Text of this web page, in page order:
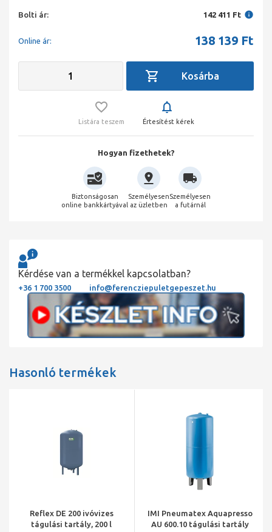
Bolti ár: 142 411 Ft
Online ár: 138 139 Ft
Listára teszem Értesítést kérek
Hogyan fizethetek?
Biztonságosan
online bankkártyával
Személyesen
az üzletben
Személyesen
a futárnál
Kérdése van a termékkel kapcsolatban?
+36 1 700 3500 info@ferencziepuletgepeszet.hu
Hasonló termékek
Reflex DE 200 ivóvizes
tágulási tartály, 200 l
IMI Pneumatex Aquapresso
AU 600.10 tágulási tartály